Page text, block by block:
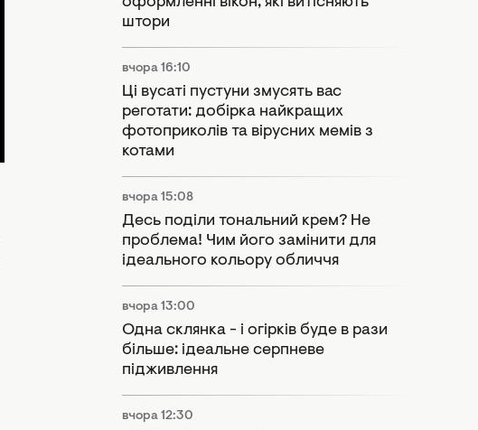
штори
вчора 16:10
Ці вусаті пустуни змусять вас
реготати: добірка найкращих
фотоприколів та вірусних мемів з
котами
вчора 15:08
Десь поділи тональний крем? Не
проблема! Чим його замінити для
ідеального кольору обличчя
вчора 13:00
Одна склянка - і огірків буде в рази
більше: ідеальне серпневе
підживлення
вчора 12:30